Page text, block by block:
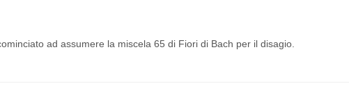
ad assumere la miscela 65 di Fiori di Bach per il disagio.